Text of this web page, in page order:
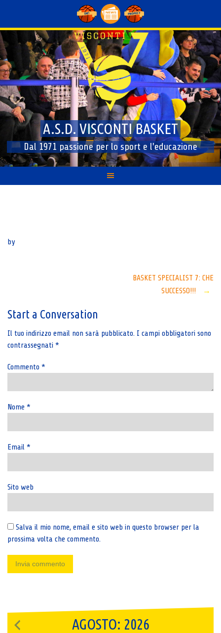
content
A.S.D. VISCONTI BASKET
Dal 1971 passione per lo sport e l'educazione
by
BASKET SPECIALIST 7: CHE
SUCCESSO!!!
→
Start a Conversation
Il tuo indirizzo email non sarà pubblicato. I campi obbligatori sono
contrassegnati *
Commento *
Nome *
Email *
Sito web
Salva il mio nome, email e sito web in questo browser per la
prossima volta che commento.
AGOSTO: 2026